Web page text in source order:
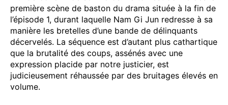
première scène de baston du drama située à la fin de
l’épisode 1, durant laquelle Nam Gi Jun redresse à sa
manière les bretelles d’une bande de délinquants
décervelés. La séquence est d’autant plus cathartique
que la brutalité des coups, assénés avec une
expression placide par notre justicier, est
judicieusement réhaussée par des bruitages élevés en
volume.